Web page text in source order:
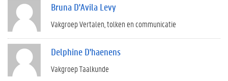
Bruna D'Avila Levy
Vakgroep Vertalen, tolken en communicatie
Delphine D'haenens
Vakgroep Taalkunde